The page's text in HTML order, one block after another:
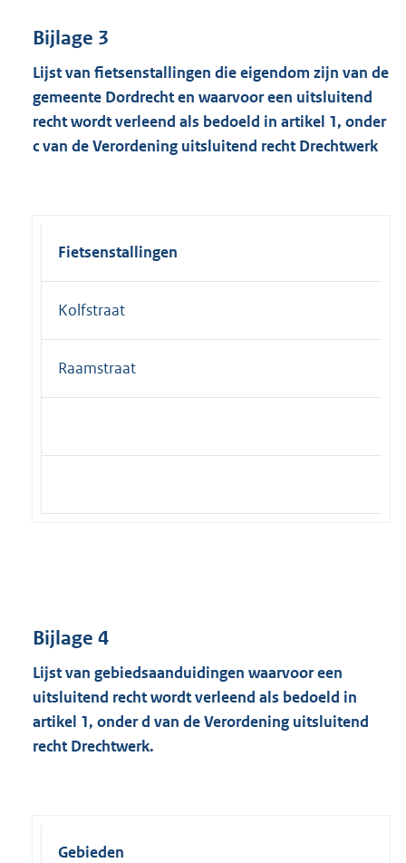
Bijlage 3
Lijst van fietsenstallingen die eigendom zijn van de
gemeente Dordrecht en waarvoor een uitsluitend
recht wordt verleend als bedoeld in artikel 1, onder
c van de Verordening uitsluitend recht Drechtwerk
Fietsenstallingen
Kolfstraat
Raamstraat
Bijlage 4
Lijst van gebiedsaanduidingen waarvoor een
uitsluitend recht wordt verleend als bedoeld in
artikel 1, onder d van de Verordening uitsluitend
recht Drechtwerk.
Gebieden